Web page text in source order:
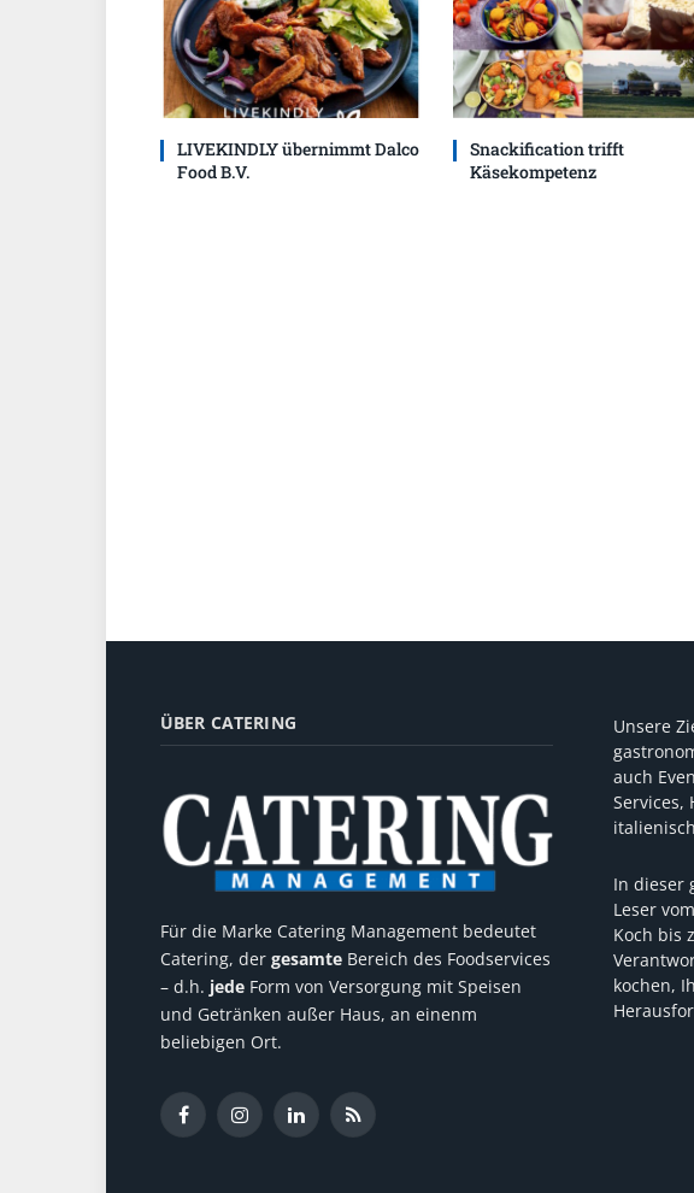
LIVEKINDLY übernimmt Dalco
Food B.V.
Snackification trifft
Käsekompetenz
ÜBER CATERING
Für die Marke Catering Management bedeutet
Catering, der gesamte Bereich des Foodservices
– d.h. jede Form von Versorgung mit Speisen
und Getränken außer Haus, an einenm
beliebigen Ort.
FacebookInstagramLinkedInRSS
Unsere
auch
Services,
In dieser
Leser
Koch bis
kochen,